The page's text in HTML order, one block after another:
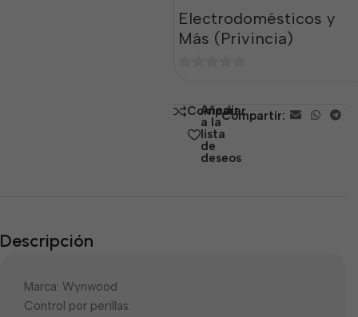
Electrodomésticos y
Más (Privincia)
5 Comparar
Añadir
a la
lista
de
deseos
Compartir:
Descripción
Marca: Wynwood
Control por perillas.